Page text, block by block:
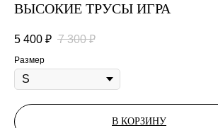
ВЫСОКИЕ ТРУСЫ ИГРА
5 400 ₽ 7 300 ₽
Размер
В КОРЗИНУ